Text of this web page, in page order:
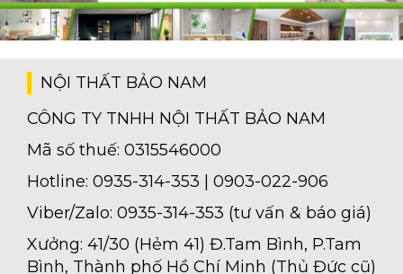
NỘI THẤT BẢO NAM
CÔNG TY TNHH NỘI THẤT BẢO NAM
Mã số thuế: 0315546000
Hotline: 0935-314-353 | 0903-022-906
Viber/Zalo: 0935-314-353 (tư vấn & báo giá)
Xưởng: 41/30 (Hẻm 41) Đ.Tam Bình, P.Tam
Bình, Thành phố Hồ Chí Minh (Thủ Đức cũ)